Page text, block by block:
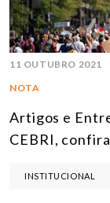
11 OUTUBRO 2021
NOTA
Artigos e
CEBRI,
INSTITUCIONAL